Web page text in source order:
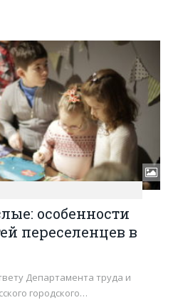
особенности
переселенцев в
Департамента труда и
городского…